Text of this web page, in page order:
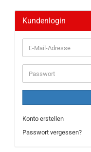
Kundenlogin
E-
Mail-
Adresse
Passwort
Konto erstellen
Passwort vergessen?